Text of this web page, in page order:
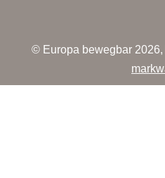
© Europa bewegbar